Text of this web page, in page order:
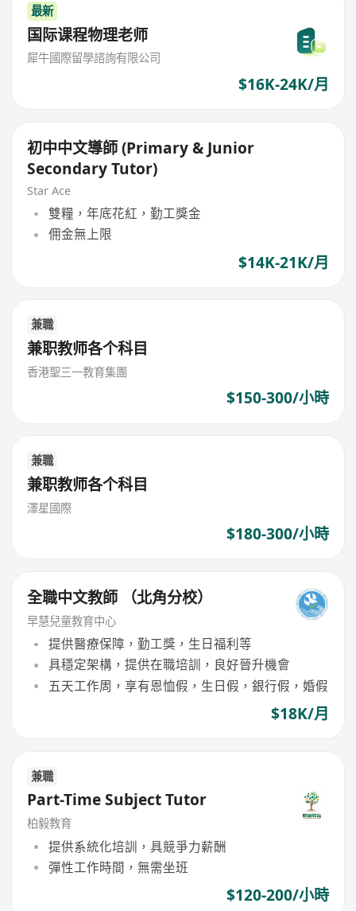
最新
国际课程物理老师
犀牛國際留學諮詢有限公司
$16K-24K/月
初中中文導師 (Primary & Junior
Secondary Tutor)
Star Ace
雙糧，年底花紅，勤工獎金
佣金無上限
$14K-21K/月
兼職
兼职教师各个科目
香港聖三一教育集團
$150-300/小時
兼職
兼职教师各个科目
澤星國際
$180-300/小時
全職中文教師 （北角分校）
早慧兒童教育中心
提供醫療保障，勤工獎，生日福利等
具穩定架構，提供在職培訓，良好晉升機會
五天工作周，享有恩恤假，生日假，銀行假，婚假
$18K/月
兼職
Part-Time Subject Tutor
柏毅教育
提供系統化培訓，具競爭力薪酬
彈性工作時間，無需坐班
$120-200/小時